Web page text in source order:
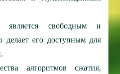
является свободным и
его доступным для
алгоритмов сжатия,